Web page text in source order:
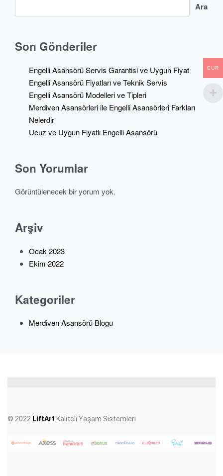
Ara
Son Gönderiler
Engelli Asansörü Servis Garantisi ve Uygun Fiyat
Engelli Asansörü Fiyatları ve Teknik Servis
Engelli Asansörü Modelleri ve Tipleri
Merdiven Asansörleri ile Engelli Asansörleri Farkları
Nelerdir
Ucuz ve Uygun Fiyatlı Engelli Asansörü
Son Yorumlar
Görüntülenecek bir yorum yok.
Arşiv
Ocak 2023
Ekim 2022
Kategoriler
Merdiven Asansörü Blogu
© 2022 LiftArt Kaliteli Yaşam Sistemleri
EUR